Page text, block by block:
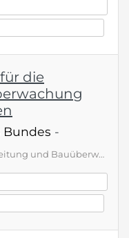
die
Bundes -
Bauingenieur (w/m/d) für die Bauleitung und Bauüberwachung von Autobahnprojekten Standort(e) 97080 Würzburg Unternehmen Niederlassung Nordbayern Entgeltgruppe bis E12 Fachbereich Ingenieurwesen Erfahrungsniveau Jede Erfahrungsstufe Vertrag Unbefristet Gemeinsam. Sicher. Mobil. Eine funktionierende Autobahninfrastruktur ist der Garant dafür, dass Deutschland mobil ist. Damit das so bleibt, brauchen wir Ihre Expertise als Ingenieurin oder Ingenieur. Tausende Brücken, hunderte Tunnel und unzählige…